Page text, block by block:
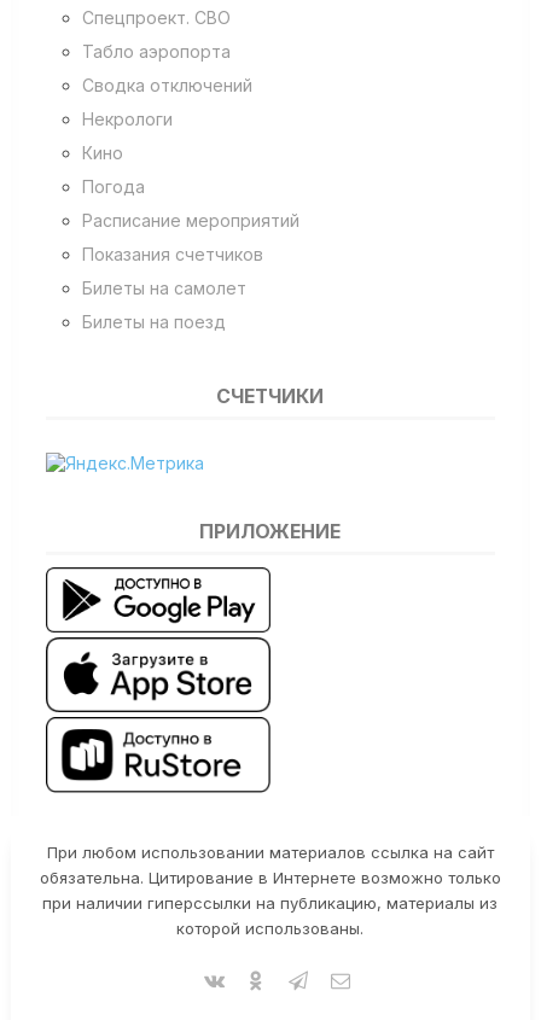
Спецпроект. СВО
Табло аэропорта
Сводка отключений
Некрологи
Кино
Погода
Расписание мероприятий
Показания счетчиков
Билеты на самолет
Билеты на поезд
СЧЕТЧИКИ
ПРИЛОЖЕНИЕ
При любом использовании материалов ссылка на сайт
обязательна. Цитирование в Интернете возможно только
при наличии гиперссылки на публикацию, материалы из
которой использованы.